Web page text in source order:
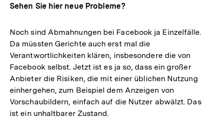
Sehen Sie hier neue Probleme?
Noch sind Abmahnungen bei Facebook ja Einzelfälle.
Da müssten Gerichte auch erst mal die
Verantwortlichkeiten klären, insbesondere die von
Facebook selbst. Jetzt ist es ja so, dass ein großer
Anbieter die Risiken, die mit einer üblichen Nutzung
einhergehen, zum Beispiel dem Anzeigen von
Vorschaubildern, einfach auf die Nutzer abwälzt. Das
ist ein unhaltbarer Zustand.